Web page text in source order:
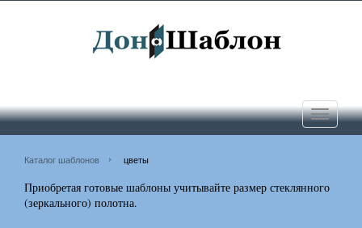
Toggle
Каталог шаблонов цветы
Приобретая готовые шаблоны учитывайте размер стеклянного
(зеркального) полотна.